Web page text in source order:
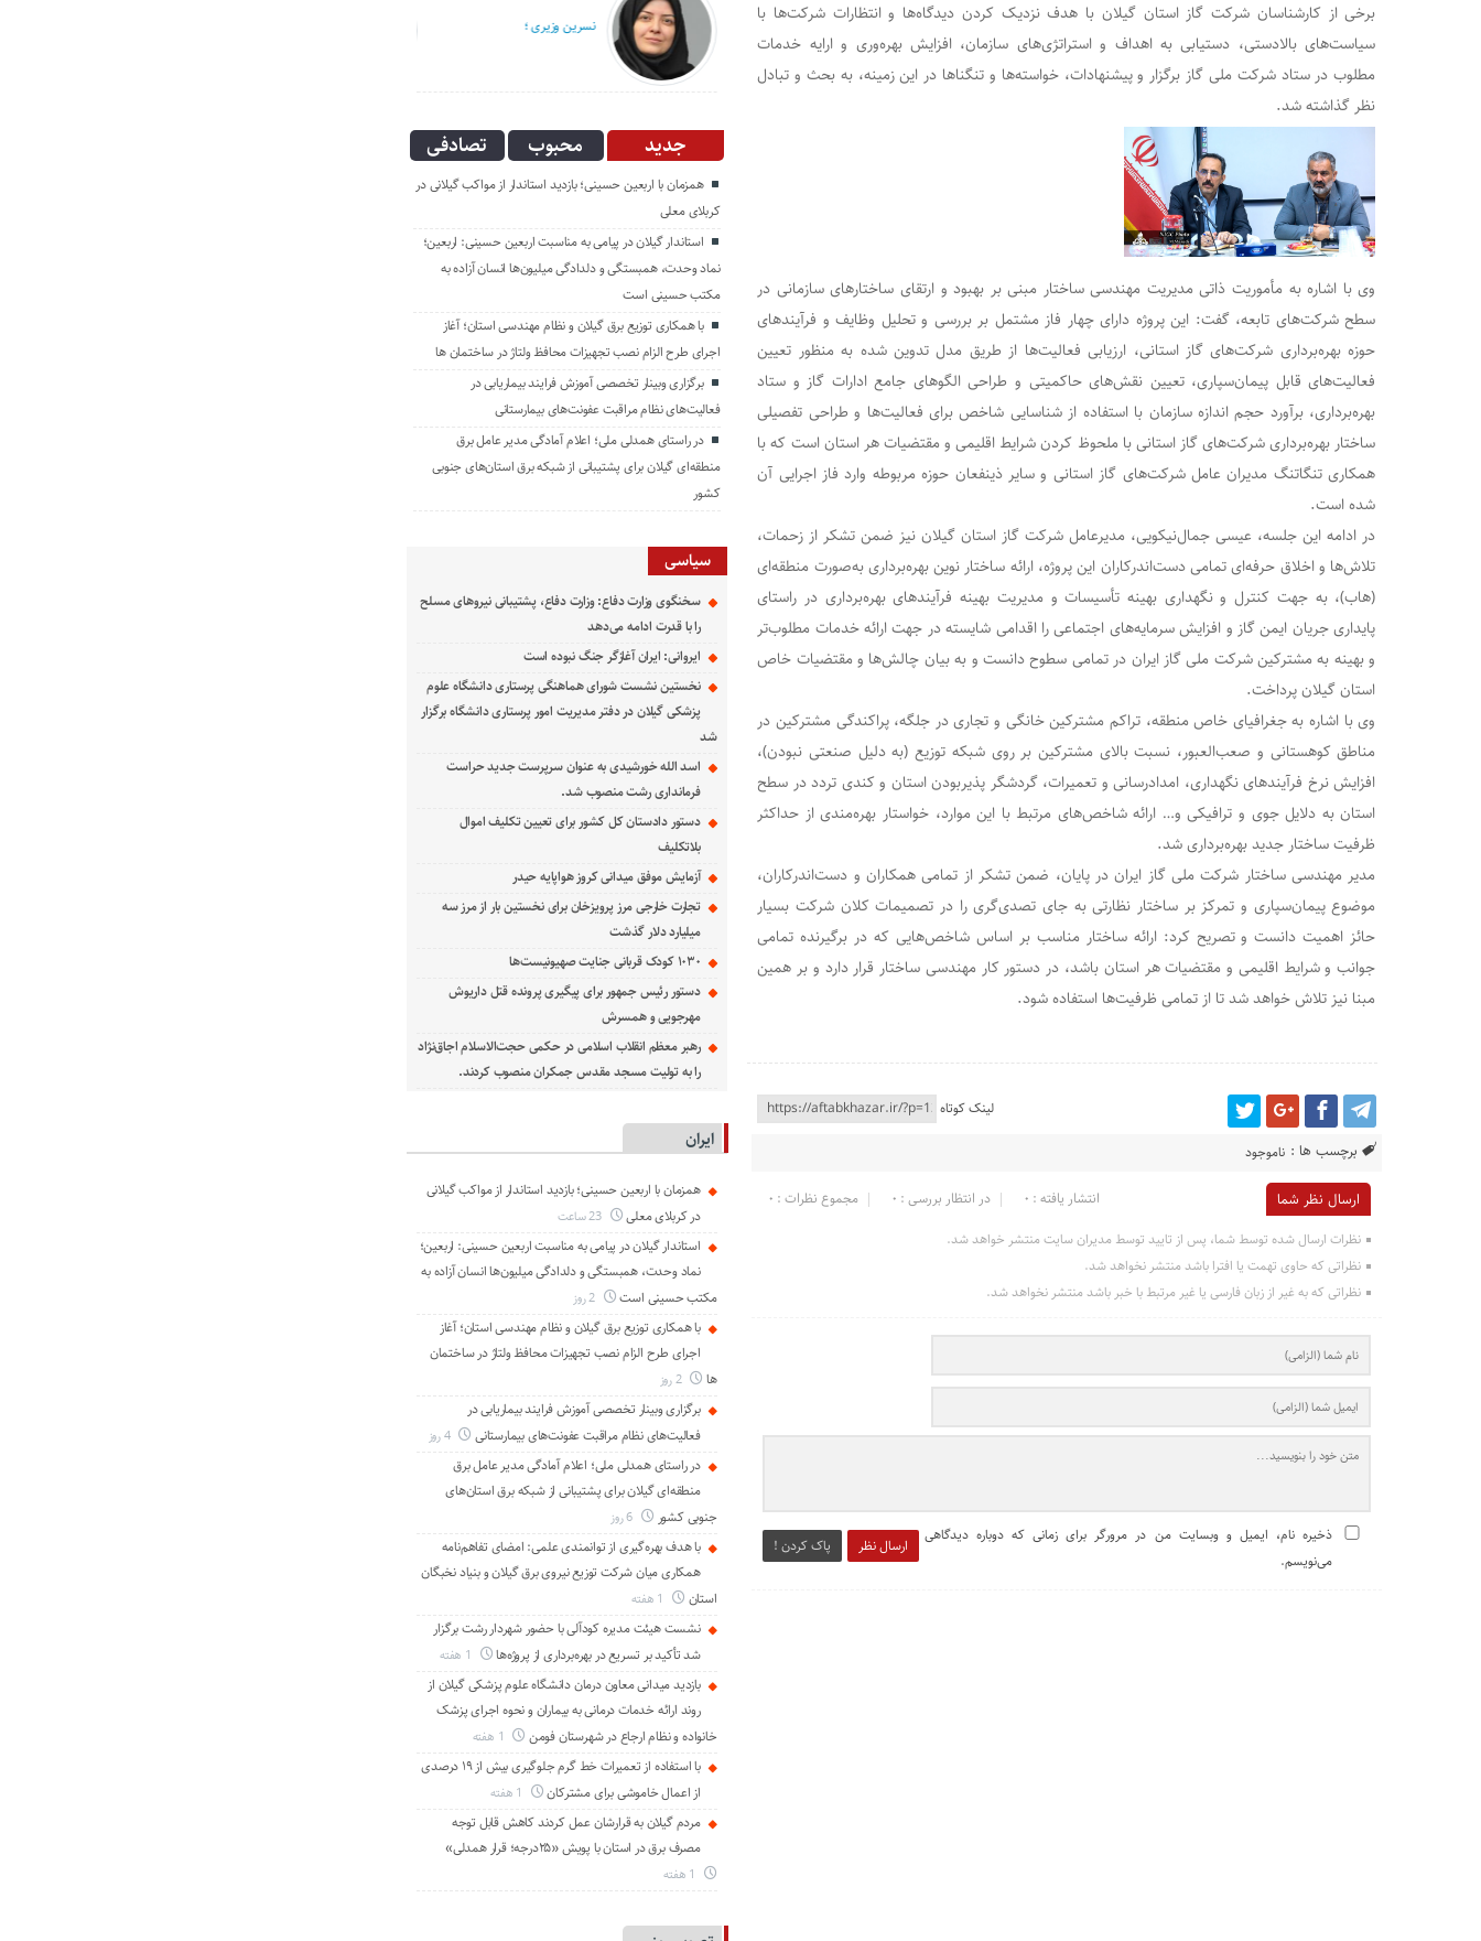
برخی از کارشناسان شرکت گاز استان گیلان با هدف نزدیک کردن دیدگاه‌ها و انتظارات شرکت‌ها با
سیاست‌های بالادستی، دستیابی به اهداف و استراتژی‌‌های سازمان، افزایش بهره‌‌وری و ارایه خدمات
مطلوب در ستاد شرکت ملی گاز برگزار و پیشنهادات، خواسته‌‌ها و تنگناها در این زمینه، به بحث و تبادل
نظر گذاشته شد.‌
وی با اشاره به مأموریت ذاتی مدیریت مهندسی ساختار مبنی بر بهبود و ارتقای ساختارهای سازمانی در
سطح شرکت‌‌های تابعه، گفت: این پروژه دارای چهار فاز مشتمل بر بررسی و تحلیل وظایف و فرآیندهای
حوزه بهره‌برداری شرکت‌های گاز استانی، ارزیابی فعالیت‌‌ها از طریق مدل تدوین شده به منظور تعیین
فعالیت‌های قابل پیمان‌سپاری، تعیین نقش‌های حاکمیتی و طراحی الگوهای جامع ادارات گاز و ستاد
بهره‌برداری، برآورد حجم اندازه سازمان با استفاده از شناسایی شاخص برای فعالیت‌ها و طراحی تفصیلی
ساختار بهره‌برداری شرکت‌های گاز استانی با ملحوظ کردن شرایط اقلیمی و مقتضیات هر استان است که با
همکاری تنگاتنگ مدیران عامل شرکت‌‌های گاز استانی و سایر ذینفعان حوزه مربوطه وارد فاز اجرایی آن
شده است.
در ادامه این جلسه، عیسی جمال‌نیکویی، مدیرعامل شرکت گاز استان گیلان نیز ضمن تشکر از زحمات،
تلاش‌‌ها و اخلاق حرفه‌ای تمامی دست‌اندرکاران این پروژه، ارائه ساختار نوین بهره‌برداری به‌صورت منطقه‌ای
(هاب)، به جهت کنترل و نگهداری بهینه تأسیسات و مدیریت بهینه فرآیندهای بهره‌برداری در راستای
پایداری جریان ایمن گاز و افزایش سرمایه‌های اجتماعی را اقدامی شایسته در جهت ارائه خدمات مطلوب‌تر
و بهینه به مشترکین شرکت ملی گاز ایران در تمامی سطوح دانست و به بیان چالش‌ها و مقتضیات خاص
استان گیلان پرداخت.
وی با اشاره به جغرافیای خاص منطقه، تراکم مشترکین خانگی و تجاری در جلگه، پراکندگی مشترکین در
مناطق کوهستانی و صعب‌العبور، نسبت بالای مشترکین بر روی شبکه توزیع (به دلیل صنعتی نبودن)،
افزایش نرخ فرآیندهای نگهداری، امدادرسانی و تعمیرات، گردشگر پذیربودن استان و کندی تردد در سطح
استان به دلایل جوی و ترافیکی و… ارائه شاخص‌های مرتبط با این موارد، خواستار بهره‌‌مندی از حداکثر
ظرفیت ساختار جدید بهره‌برداری شد.
مدیر مهندسی ساختار شرکت ملی گاز ایران در پایان، ضمن تشکر از تمامی همکاران و دست‌اندرکاران،
موضوع پیمان‌سپاری و تمرکز بر ساختار نظارتی به جای تصدی‌گری را در تصمیمات کلان شرکت بسیار
حائز اهمیت دانست و تصریح کرد: ارائه ساختار مناسب بر اساس شاخص‌هایی که در برگیرنده تمامی
جوانب و شرایط اقلیمی و مقتضیات هر استان باشد، در دستور کار مهندسی ساختار قرار دارد و بر همین
مبنا نیز تلاش خواهد شد تا از تمامی ظرفیت‌ها استفاده شود.
لینک کوتاه
برچسب ها : ناموجود
ارسال نظر شما مجموع نظرات : 0 در انتظار بررسی : 0 انتشار یافته : 0
نظرات ارسال شده توسط شما، پس از تایید توسط مدیران سایت منتشر خواهد شد.
نظراتی که حاوی تهمت یا افترا باشد منتشر نخواهد شد.
نظراتی که به غیر از زبان فارسی یا غیر مرتبط با خبر باشد منتشر نخواهد شد.
ارسال نظر پاک کردن !
ذخیره نام، ایمیل و وبسایت من در مرورگر برای زمانی که دوباره دیدگاهی
می‌نویسم.
نسرین وزیری ؛
مهدی بذرافکن؛
نسرین وزیری ؛
جدید محبوب تصادفی
همزمان با اربعین حسینی؛ بازدید استاندار از مواکب گیلانی در
کربلای معلی
استاندار گیلان در پیامی به مناسبت اربعین حسینی: اربعین؛
نماد وحدت، همبستگی و دلدادگی میلیون‌ها انسان آزاده به
مکتب حسینی است
با همکاری توزیع برق گیلان و نظام مهندسی استان؛ آغاز
اجرای طرح الزام نصب تجهیزات محافظ ولتاژ در ساختمان ها
برگزاری وبینار تخصصی آموزش فرایند بیماریابی در
فعالیت‌های نظام مراقبت عفونت‌های بیمارستانی
در راستای همدلی ملی؛ اعلام آمادگی مدیر عامل برق
منطقه‌ای گیلان برای پشتیبانی از شبكه برق استان‌های جنوبی
كشور
سیاسی
سخنگوی وزارت دفاع: وزارت دفاع، پشتیبانی نیرو‌های مسلح
را با قدرت ادامه می‌دهد
ایروانی: ایران آغازگر جنگ نبوده است
نخستین نشست شورای هماهنگی پرستاری دانشگاه علوم
پزشکی گیلان در دفتر مدیریت امور پرستاری دانشگاه برگزار
شد
اسد الله خورشیدی به عنوان سرپرست جدید حراست
فرمانداری رشت منصوب شد.
دستور دادستان کل کشور برای تعیین تکلیف اموال
بلاتکلیف
آزمایش موفق میدانی کروز هواپایه حیدر
تجارت خارجی مرز پرویزخان برای نخستین بار از مرز سه
میلیارد دلار گذشت
۱۰۳۰ کودک قربانی جنایت صهیونیست‌ها
دستور رئیس جمهور برای پیگیری پرونده قتل داریوش
مهرجویی و همسرش
رهبر معظم انقلاب اسلامی در حکمی حجت‌الاسلام اجاق‌نژاد
را به تولیت مسجد مقدس جمکران منصوب کردند.
ایران
همزمان با اربعین حسینی؛ بازدید استاندار از مواکب گیلانی
در کربلای معلی
23 ساعت
استاندار گیلان در پیامی به مناسبت اربعین حسینی: اربعین؛
نماد وحدت، همبستگی و دلدادگی میلیون‌ها انسان آزاده به
مکتب حسینی است
با همکاری توزیع برق گیلان و نظام مهندسی استان؛ آغاز
اجرای طرح الزام نصب تجهیزات محافظ ولتاژ در ساختمان
ها
2 روز
برگزاری وبینار تخصصی آموزش فرایند بیماریابی در
فعالیت‌های نظام مراقبت عفونت‌های بیمارستانی
4 روز
در راستای همدلی ملی؛ اعلام آمادگی مدیر عامل برق
منطقه‌ای گیلان برای پشتیبانی از شبكه برق استان‌های
جنوبی كشور
با هدف بهره‌گیری از توانمندی علمی: امضای تفاهم‌نامه
همكاری میان شركت توزیع نیروی برق گیلان و بنیاد نخبگان
استان
نشست هیئت مدیره کودآلی با حضور شهردار رشت برگزار
شد تأکید بر تسریع در بهره‌برداری از پروژه‌ها
بازدید میدانی معاون درمان دانشگاه علوم پزشکی گیلان از
روند ارائه خدمات درمانی به بیماران و نحوه اجرای پزشک
خانواده و نظام ارجاع در شهرستان فومن
با استفاده از تعمیرات خط گرم جلوگیری بیش از ۱۹ درصدی
از اعمال خاموشی برای مشتركان
مردم گیلان به قرارشان عمل کردند كاهش قابل توجه
مصرف برق در استان با پویش «۲۵درجه؛ قرار همدلی»